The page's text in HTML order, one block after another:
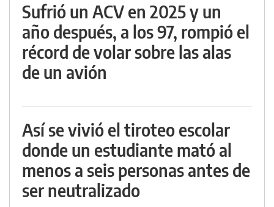
Sufrió un ACV en 2025 y un
año después, a los 97, rompió el
récord de volar sobre las alas
de un avión
Así se vivió el tiroteo escolar
donde un estudiante mató al
menos a seis personas antes de
ser neutralizado